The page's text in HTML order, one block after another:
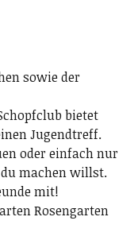
sowie der
bietet
Jugendtreff.
oder einfach nur
machen willst.
mit!
Rosengarten